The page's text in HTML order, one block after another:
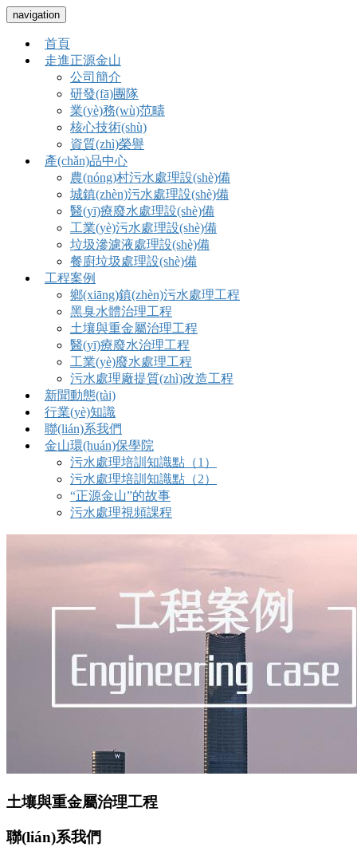
navigation
首頁
走進正源金山
公司簡介
研發(fā)團隊
業(yè)務(wù)范疇
核心技術(shù)
資質(zhì)榮譽
產(chǎn)品中心
農(nóng)村污水處理設(shè)備
城鎮(zhèn)污水處理設(shè)備
醫(yī)療廢水處理設(shè)備
工業(yè)污水處理設(shè)備
垃圾滲濾液處理設(shè)備
餐廚垃圾處理設(shè)備
工程案例
鄉(xiāng)鎮(zhèn)污水處理工程
黑臭水體治理工程
土壤與重金屬治理工程
醫(yī)療廢水治理工程
工業(yè)廢水處理工程
污水處理廠提質(zhì)改造工程
新聞動態(tài)
行業(yè)知識
聯(lián)系我們
金山環(huán)保學院
污水處理培訓知識點（1）
污水處理培訓知識點（2）
“正源金山”的故事
污水處理視頻課程
土壤與重金屬治理工程
聯(lián)系我們